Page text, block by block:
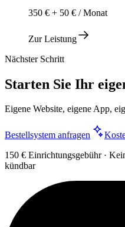
350 € + 50 € / Monat
Zur Leistung
Nächster Schritt
Starten Sie Ihr
Eigene Website, eigene App,
Bestellsystem anfragen
150 € Einrichtungsgebühr ·
kündbar